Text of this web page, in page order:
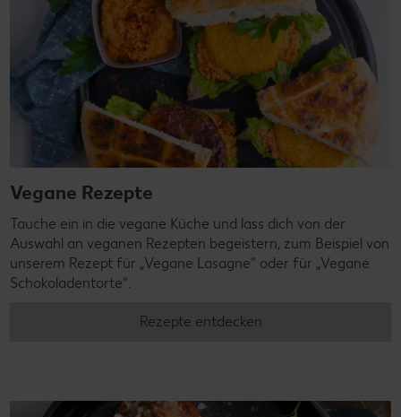
Vegane Rezepte
Tauche ein in die vegane Küche und lass dich von der
Auswahl an veganen Rezepten begeistern, zum Beispiel von
unserem Rezept für „Vegane Lasagne“ oder für „Vegane
Schokoladentorte“.
Rezepte entdecken